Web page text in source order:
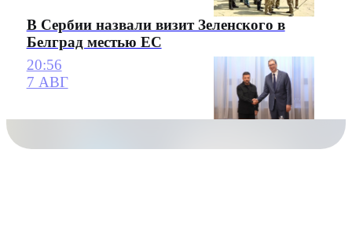
В Сербии назвали визит Зеленского в
Белград местью ЕС
20:56
7 АВГ